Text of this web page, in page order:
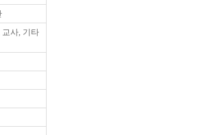
교사, 기타